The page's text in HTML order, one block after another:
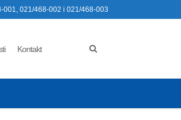
001, 021/468-002 i 021/468-003
Kontakt